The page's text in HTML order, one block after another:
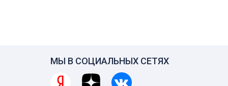
МЫ В СОЦИАЛЬНЫХ СЕТЯХ